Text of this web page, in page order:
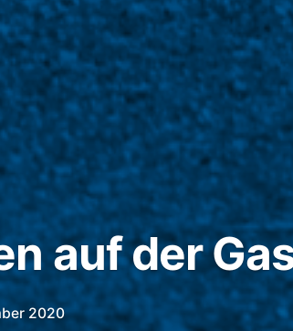
auf der
2020